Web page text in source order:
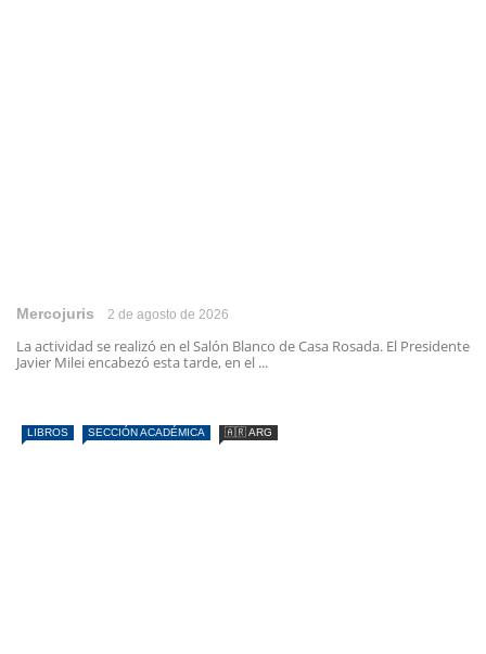
Mercojuris 2 de agosto de 2026
La actividad se realizó en el Salón Blanco de Casa Rosada. El Presidente
Javier Milei encabezó esta tarde, en el ...
LIBROS SECCIÓN ACADÉMICA 🇦🇷 ARG